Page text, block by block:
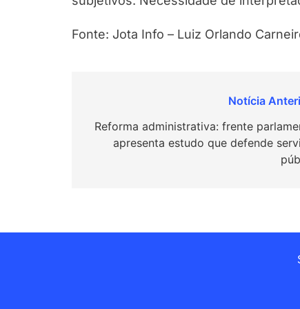
Fonte: Jota Info – Luiz Orlando
de
Post
Reforma administrativa: frente
apresenta estudo que defende